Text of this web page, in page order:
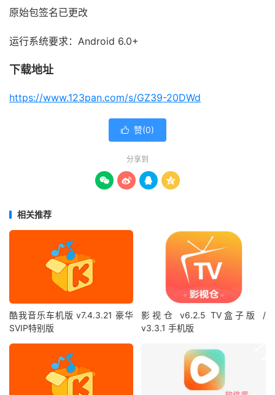
原始包签名已更改
运行系统要求：Android 6.0+
下载地址
https://www.123pan.com/s/GZ39-20DWd
 赞(0)
分享到
   
相关推荐
酷我音乐车机版 v7.4.3.21 豪华
SVIP特别版
影视仓 v6.2.5 TV盒子版 /
v3.3.1 手机版